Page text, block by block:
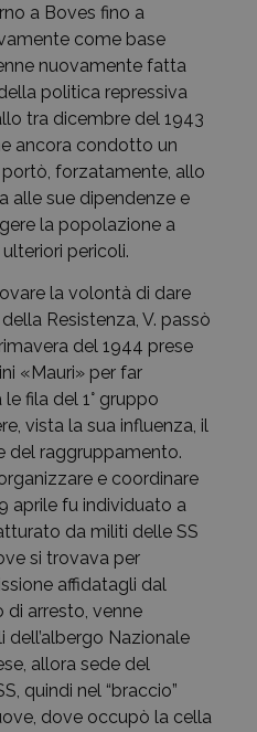
a Boves fino a
come base
nuovamente fatta
politica repressiva
tra dicembre del 1943
ancora condotto un
forzatamente, allo
alle sue dipendenze e
la popolazione a
pericoli.
la volontà di dare
Resistenza, V. passò
del 1944 prese
«Mauri» per far
fila del 1° gruppo
vista la sua influenza, il
del raggruppamento.
e coordinare
aprile fu individuato a
da militi delle SS
si trovava per
affidatagli dal
di arresto, venne
Nazionale
allora sede del
quindi nel “braccio”
dove occupò la cella